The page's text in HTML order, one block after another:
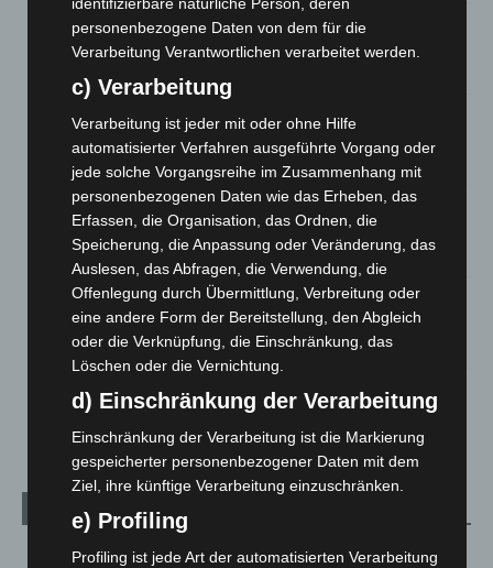
Hannover: Erste Tigermücken-Population in Niedersachsen
entdeckt
Brand im „Haus der Begegnung“ in Neuwarmbüchen schnell
6. August 2026
Region Hannover: 21 neue Notfallsanitäter starten beim
Roten Kreuz
5. August 2026
Mann läuft mit Hockeyschläger über A7 – Polizei sucht
Zeugen
5. August 2026
Celle: Mensch stirbt bei Bagger-Unfall auf Baustelle
Kategorien
Blaulicht
2.799
identifizierbare natürliche Person, deren
personenbezogene Daten von dem für die
Verarbeitung Verantwortlichen verarbeitet werden.
c) Verarbeitung
Verarbeitung ist jeder mit oder ohne Hilfe
automatisierter Verfahren ausgeführte Vorgang oder
jede solche Vorgangsreihe im Zusammenhang mit
personenbezogenen Daten wie das Erheben, das
Erfassen, die Organisation, das Ordnen, die
Speicherung, die Anpassung oder Veränderung, das
Auslesen, das Abfragen, die Verwendung, die
Offenlegung durch Übermittlung, Verbreitung oder
eine andere Form der Bereitstellung, den Abgleich
oder die Verknüpfung, die Einschränkung, das
Löschen oder die Vernichtung.
d) Einschränkung der Verarbeitung
Einschränkung der Verarbeitung ist die Markierung
gespeicherter personenbezogener Daten mit dem
Ziel, ihre künftige Verarbeitung einzuschränken.
e) Profiling
Profiling ist jede Art der automatisierten Verarbeitung